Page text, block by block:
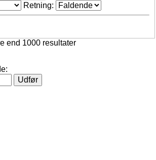
Retning:
end 1000 resultater